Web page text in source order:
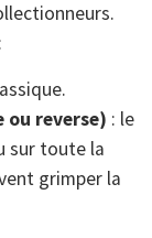
reverse) : le
sur toute la
grimper la